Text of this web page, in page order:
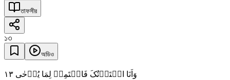
তাফসীর
১৩
অডিও
وَاَنَا اخۡتَرۡتُکَ فَاسۡتَمِعۡ لِمَا یُوۡحٰی ١٣